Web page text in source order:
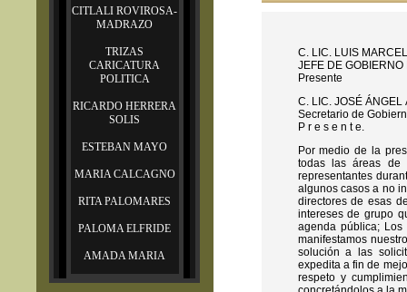
CITLALI ROVIROSA-
MADRAZO
TRIZAS
CARICATURA
POLITICA
RICARDO HERRERA
SOLIS
ESTEBAN MAYO
MARIA CALCAGNO
RITA PALOMARES
PALOMA ELFRIDE
AMADA MARIA
C. LIC. LUIS
JEFE DE GOBIERNO
Presente
C. LIC. JOSÉ ÁNGEL
Secretario de
P r e s e n t e.
Por medio de la
todas las áreas de
representantes
algunos casos a no
directores de esas
intereses de grupo
agenda pública;
manifestamos
solución a las
expedita a fin de
respeto y